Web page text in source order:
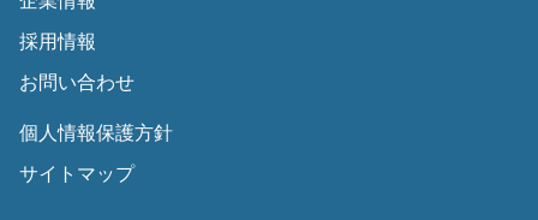
採用情報
お問い合わせ
個人情報保護方針
サイトマップ